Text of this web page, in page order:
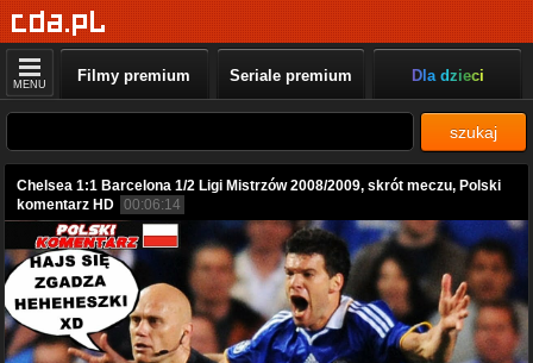
MENU Filmy premium Seriale premium Dla dzieci
szukaj
Chelsea 1:1 Barcelona 1/2 Ligi Mistrzów 2008/2009, skrót meczu, Polski
komentarz HD 00:06:14